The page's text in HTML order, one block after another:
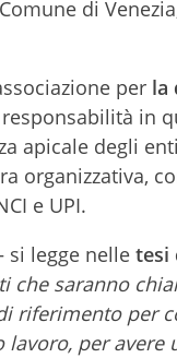
di
per la
in
apicale degli
organizzativa,
e UPI.
si legge nelle tesi
saranno
riferimento per
per avere